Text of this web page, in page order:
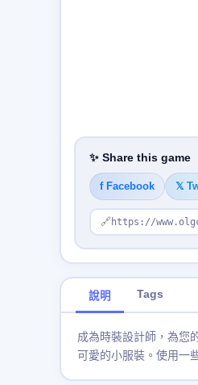
✨ Share this game
f Facebook 𝕏
🔗 https://
說明 Tags
成為時裝設計師，為您
可愛的小服裝。使用一